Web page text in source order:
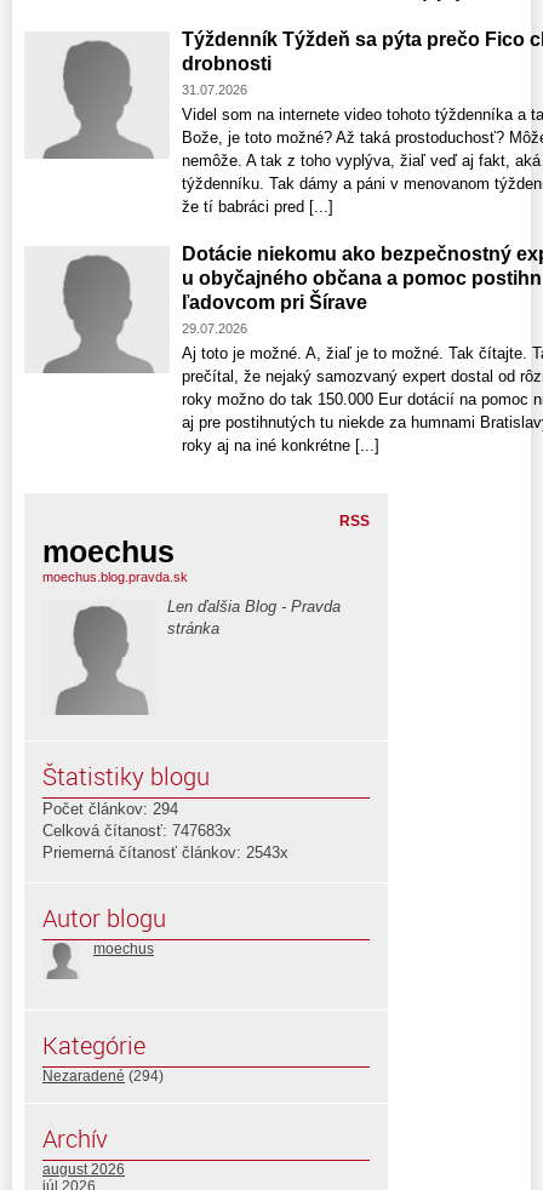
Týždenník Týždeň sa pýta prečo Fico
drobnosti
31.07.2026
Videl som na internete video tohoto týždenníka a
Bože, je toto možné? Až taká prostoduchosť?
nemôže. A tak z toho vyplýva, žiaľ veď aj fakt,
týždenníku. Tak dámy a páni v menovanom
že tí babráci pred [...]
Dotácie niekomu ako bezpečnostný
u obyčajného občana a pomoc
ľadovcom pri Šírave
29.07.2026
Aj toto je možné. A, žiaľ je to možné. Tak čítajte.
prečítal, že nejaký samozvaný expert dostal od
roky možno do tak 150.000 Eur dotácií na pomoc
aj pre postihnutých tu niekde za humnami
roky aj na iné konkrétne [...]
RSS
moechus
moechus.blog.pravda.sk
Len ďalšia Blog - Pravda
stránka
Štatistiky blogu
Počet článkov: 294
Celková čítanosť: 747683x
Priemerná čítanosť článkov: 2543x
Autor blogu
moechus
Kategórie
Nezaradené (294)
Archív
august 2026